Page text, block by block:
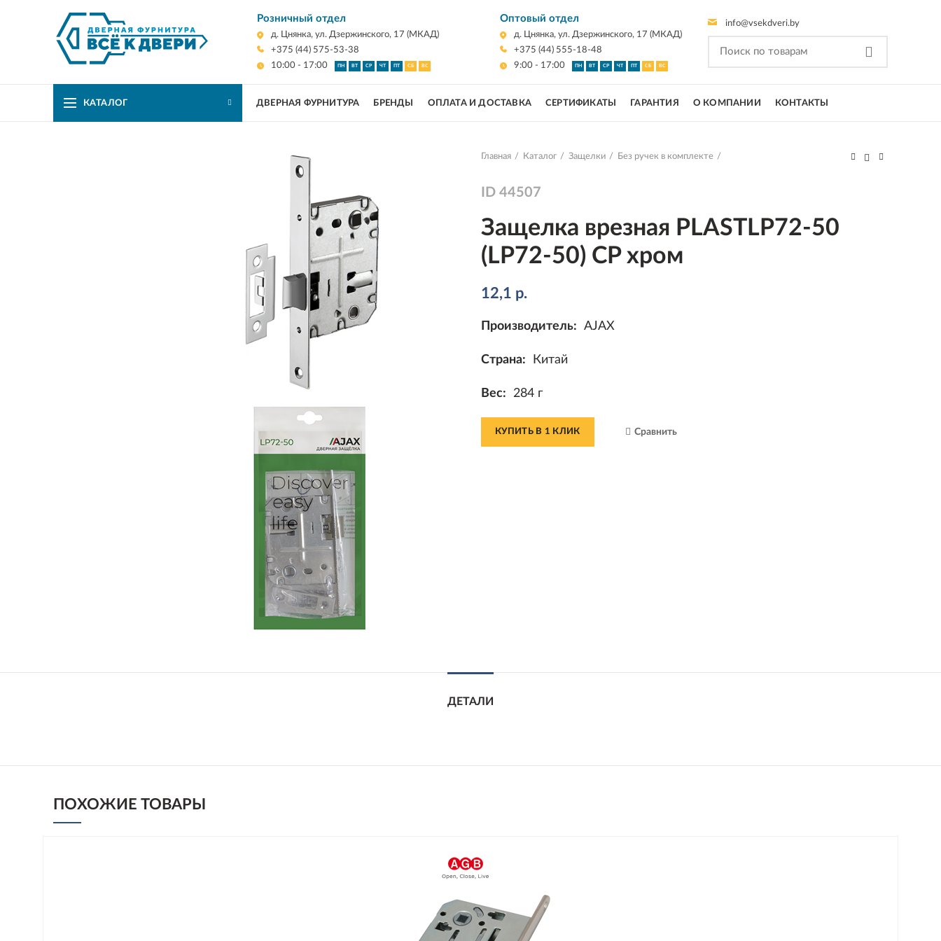
Розничный отдел
д. Цнянка, ул. Дзержинского, 17 (МКАД)
+375 (44) 575-53-38
10:00 - 17:00
ПН ВТ СР ЧТ ПТ СБ ВС
Оптовый отдел
д. Цнянка, ул. Дзержинского, 17 (МКАД)
+375 (44) 555-18-48
9:00 - 17:00
ПН ВТ СР ЧТ ПТ СБ ВС
info@vsekdveri.by
КАТАЛОГ ДВЕРНАЯ ФУРНИТУРА БРЕНДЫ ОПЛАТА И ДОСТАВКА СЕРТИФИКАТЫ ГАРАНТИЯ О КОМПАНИИ КОНТАКТЫ
Главная Каталог Защелки Без ручек в комплекте
ID 44507
Защелка врезная PLASTLP72-50
(LP72-50) CP хром
12,1 р.
Производитель: AJAX
Страна: Китай
Вес: 284 г
КУПИТЬ В 1 КЛИК Сравнить
ДЕТАЛИ
ПОХОЖИЕ ТОВАРЫ